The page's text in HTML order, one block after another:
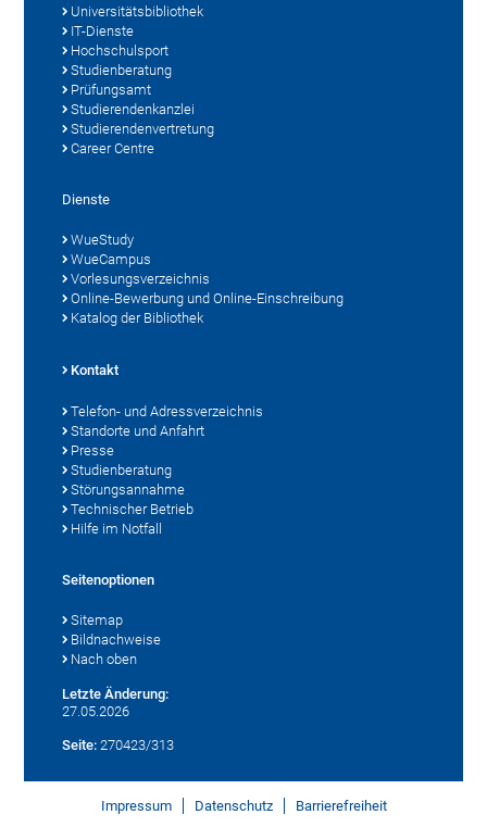
Universitätsbibliothek
IT-Dienste
Hochschulsport
Studienberatung
Prüfungsamt
Studierendenkanzlei
Studierendenvertretung
Career Centre
Dienste
WueStudy
WueCampus
Vorlesungsverzeichnis
Online-Bewerbung und Online-Einschreibung
Katalog der Bibliothek
Kontakt
Telefon- und Adressverzeichnis
Standorte und Anfahrt
Presse
Studienberatung
Störungsannahme
Technischer Betrieb
Hilfe im Notfall
Seitenoptionen
Sitemap
Bildnachweise
Nach oben
Letzte Änderung:
27.05.2026
Seite: 270423/313
Impressum Datenschutz Barrierefreiheit